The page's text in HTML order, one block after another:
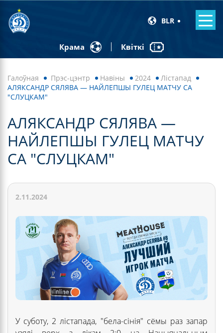
BLR
Крама Квіткі
Галоўная Прэс-цэнтр Навiны 2024
Лістапад
АЛЯКСАНДР СЯЛЯВА — НАЙЛЕПШЫ ГУЛЕЦ МАТЧУ СА
"СЛУЦКАМ"
АЛЯКСАНДР СЯЛЯВА —
НАЙЛЕПШЫ ГУЛЕЦ МАТЧУ
СА "СЛУЦКАМ"
2.11.2024
У суботу, 2 лістапада, "бела-сінія" сёмы раз запар